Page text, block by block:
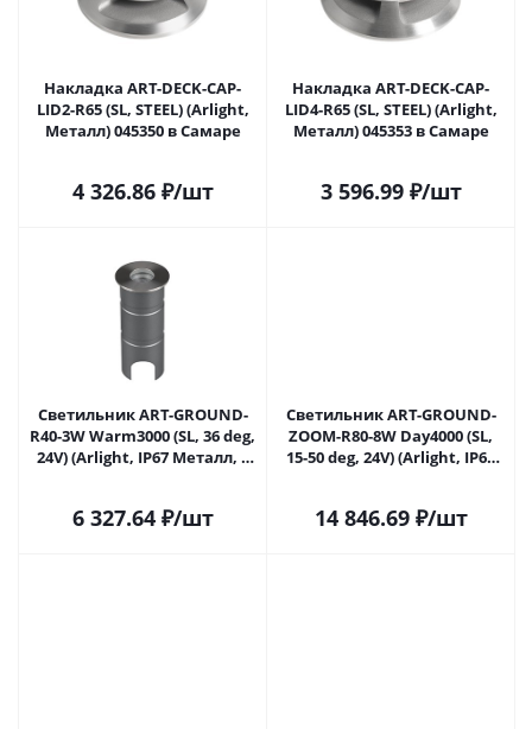
Накладка ART-DECK-CAP-
LID2-R65 (SL, STEEL) (Arlight,
Металл) 045350 в Самаре
4 326.86₽/шт
Накладка ART-DECK-CAP-
LID4-R65 (SL, STEEL) (Arlight,
Металл) 045353 в Самаре
3 596.99₽/шт
Светильник ART-GROUND-
R40-3W Warm3000 (SL, 36 deg,
24V) (Arlight, IP67 Металл, 3
6 327.64₽/шт
Светильник ART-GROUND-
ZOOM-R80-8W Day4000 (SL,
15-50 deg, 24V) (Arlight, IP67
14 846.69₽/шт